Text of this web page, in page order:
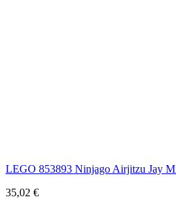
LEGO 853893 Ninjago Airjitzu Jay
35,02 €